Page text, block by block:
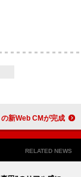
る 「ちふれ 保湿シリーズ」の新Web CMが完成
RELATED NEWS